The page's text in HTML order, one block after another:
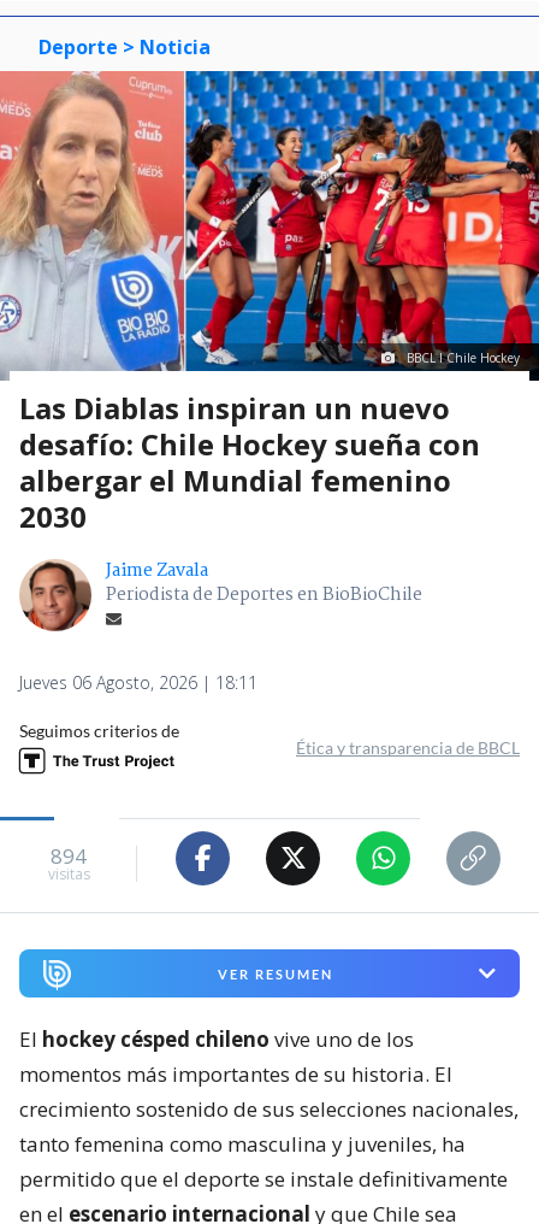
Deporte > Noticia
BBCL I Chile Hockey
Las Diablas inspiran un nuevo
desafío: Chile Hockey sueña con
albergar el Mundial femenino
2030
Jaime Zavala
Periodista de Deportes en BioBioChile
Jueves 06 Agosto, 2026 | 18:11
Seguimos criterios de
Ética y transparencia de BBCL
894
visitas
VER RESUMEN
El hockey césped chileno vive uno de los
momentos más importantes de su historia. El
crecimiento sostenido de sus selecciones nacionales,
tanto femenina como masculina y juveniles, ha
permitido que el deporte se instale definitivamente
en el escenario internacional y que Chile sea